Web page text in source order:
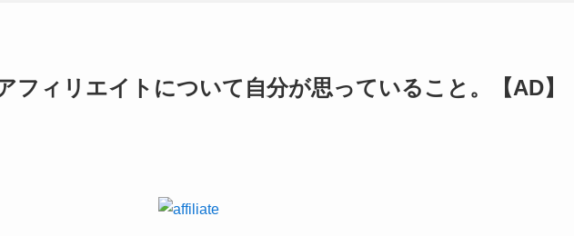
フィリエイトについて自分が思っていること。【AD】